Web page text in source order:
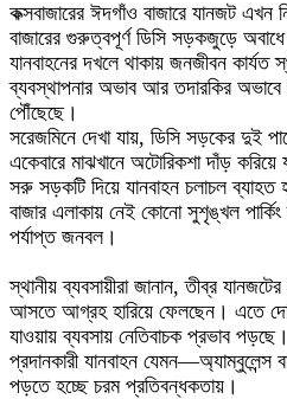
কক্সবাজারের ঈদগাঁও বাজারে যানজট এখন
বাজারের গুরুত্বপূর্ণ ডিসি সড়কজুড়ে অবাধে
যানবাহনের দখলে থাকায় জনজীবন কার্যত
ব্যবস্থাপনার অভাব আর তদারকির অভাবে
পৌঁছেছে।
​সরেজমিনে দেখা যায়, ডিসি সড়কের দুই
একেবারে মাঝখানে অটোরিকশা দাঁড় করিয়ে
সরু সড়কটি দিয়ে যানবাহন চলাচল ব্যাহত
বাজার এলাকায় নেই কোনো সুশৃঙ্খল পার্কিং
পর্যাপ্ত জনবল।
স্থানীয় ব্যবসায়ীরা জানান, তীব্র যানজটের
আসতে আগ্রহ হারিয়ে ফেলছেন। এতে
যাওয়ায় ব্যবসায় নেতিবাচক প্রভাব
প্রদানকারী যানবাহন যেমন—অ্যাম্বুলেন্স
পড়তে হচ্ছে চরম প্রতিবন্ধকতায়।